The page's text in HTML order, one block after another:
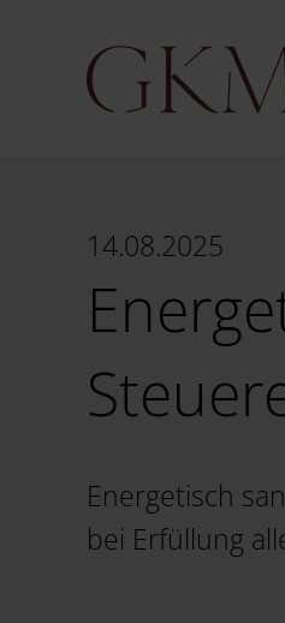
14.08.2025
Energetisch
bei Erfüllung